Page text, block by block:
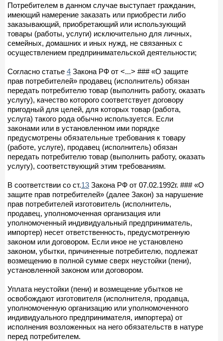
Потребителем в данном случае выступает гражданин,
имеющий намерение заказать или приобрести либо
заказывающий, приобретающий или использующий
товары (работы, услуги) исключительно для личных,
семейных, домашних и иных нужд, не связанных с
осуществлением предпринимательской деятельности;
Согласно статье 4 Закона РФ от <...> ### «О защите
прав потребителей» продавец (исполнитель) обязан
передать потребителю товар (выполнить работу, оказать
услугу), качество которого соответствует договору
пригодный для целей, для которых товар (работа,
услуга) такого рода обычно используется. Если
законами или в установленном ими порядке
предусмотрены обязательные требования к товару
(работе, услуге), продавец (исполнитель) обязан
передать потребителю товар (выполнить работу, оказать
услугу), соответствующий этим требованиям.
В соответствии со ст.13 Закона РФ от 07.02.1992г. ### «О
защите прав потребителей» (далее Закон) за нарушение
прав потребителей изготовитель (исполнитель,
продавец, уполномоченная организация или
уполномоченный индивидуальный предприниматель,
импортер) несет ответственность, предусмотренную
законом или договором. Если иное не установлено
законом, убытки, причиненные потребителю, подлежат
возмещению в полной сумме сверх неустойки (пени),
установленной законом или договором.
Уплата неустойки (пени) и возмещение убытков не
освобождают изготовителя (исполнителя, продавца,
уполномоченную организацию или уполномоченного
индивидуального предпринимателя, импортера) от
исполнения возложенных на него обязательств в натуре
перед потребителем.